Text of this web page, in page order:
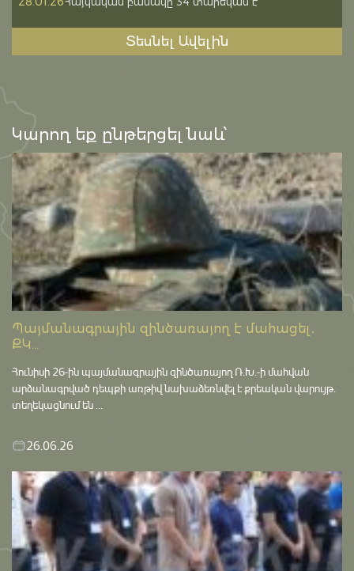
Տեսնել Ավելին
Կարող եք ընթերցել նաև՝
Պայմանագրային զինծառայող է մահացել․
ՔԿ...
Հունիսի 26-ին պայմանագրային զինծառայող Ռ.Խ.-ի մահվան
արձանագրված դեպքի առթիվ նախաձեռնվել է քրեական վարույթ․
տեղեկացնում են ...
26.06.26